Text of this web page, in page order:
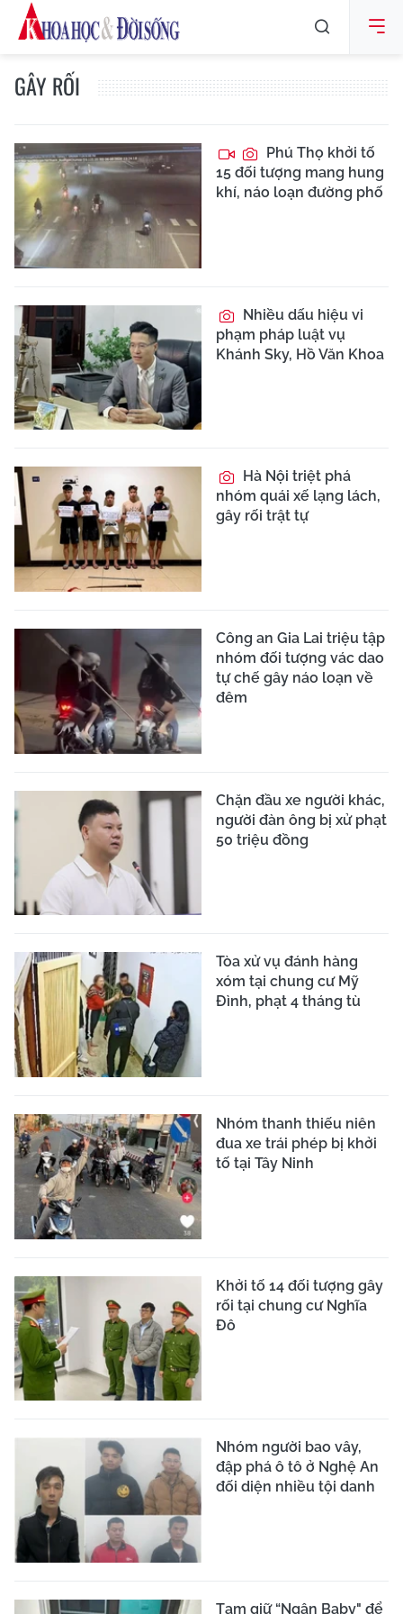
GÂY RỐI
Phú Thọ khởi tố
15 đối tượng mang hung
khí, náo loạn đường phố
Nhiều dấu hiệu vi
phạm pháp luật vụ
Khánh Sky, Hồ Văn Khoa
Hà Nội triệt phá
nhóm quái xế lạng lách,
gây rối trật tự
Công an Gia Lai triệu tập
nhóm đối tượng vác dao
tự chế gây náo loạn về
đêm
Chặn đầu xe người khác,
người đàn ông bị xử phạt
50 triệu đồng
Tòa xử vụ đánh hàng
xóm tại chung cư Mỹ
Đình, phạt 4 tháng tù
Nhóm thanh thiếu niên
đua xe trái phép bị khởi
tố tại Tây Ninh
Khởi tố 14 đối tượng gây
rối tại chung cư Nghĩa
Đô
Nhóm người bao vây,
đập phá ô tô ở Nghệ An
đối diện nhiều tội danh
Tạm giữ “Ngân Baby" để